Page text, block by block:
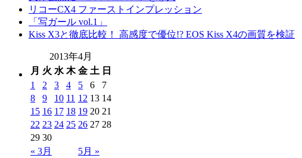
リコーCX4 ファーストインプレッション
「写ガール vol.1」
Kiss X3と徹底比較！ 高感度で優位!? EOS Kiss X4の画質を検証
2013年4月
月 火 水 木 金 土 日
« 3月 5月 »
1 2 3 4 5 6
7
8
9 10 11 12 13 14
15 16 17 18 19 20 21
22 23 24 25 26 27 28
29 30